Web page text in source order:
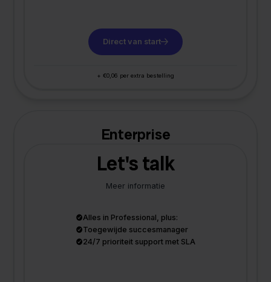
Direct van start
+ €0,06 per extra bestelling
Enterprise
Let's talk
Meer informatie
Alles in Professional, plus:
Toegewijde succesmanager
24/7 prioriteit support met SLA